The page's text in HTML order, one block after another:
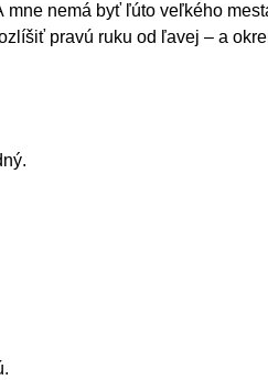
nemá byť ľúto veľkého
pravú ruku od ľavej – a